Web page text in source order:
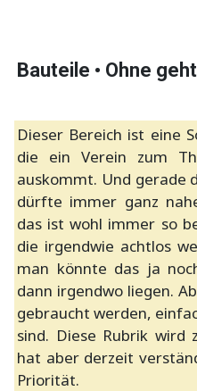
Bauteile • Ohne
Dieser Bereich ist eine
die ein Verein zum
auskommt. Und gerade
dürfte immer ganz
das ist wohl immer so
die irgendwie achtlos
man könnte das ja
dann irgendwo liegen.
gebraucht werden,
sind. Diese Rubrik wird
hat aber derzeit
Priorität.